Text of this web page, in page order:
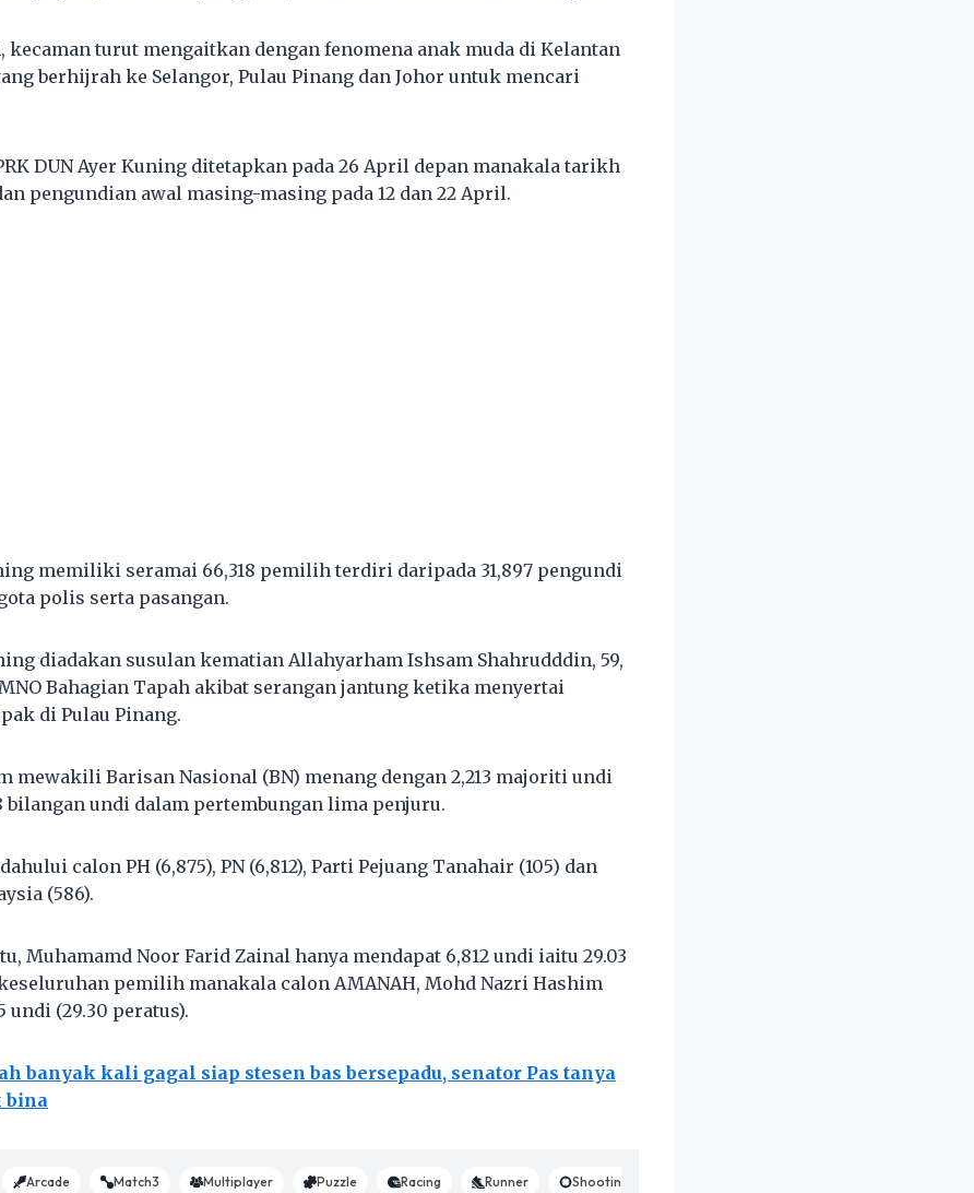
kecaman turut mengaitkan dengan fenomena anak muda di Kelantan
berhijrah ke Selangor, Pulau Pinang dan Johor untuk mencari
DUN Ayer Kuning ditetapkan pada 26 April depan manakala tarikh
pengundian awal masing-masing pada 12 dan 22 April.
memiliki seramai 66,318 pemilih terdiri daripada 31,897 pengundi
polis serta pasangan.
diadakan susulan kematian Allahyarham Ishsam Shahrudddin, 59,
Bahagian Tapah akibat serangan jantung ketika menyertai
di Pulau Pinang.
mewakili Barisan Nasional (BN) menang dengan 2,213 majoriti undi
bilangan undi dalam pertembungan lima penjuru.
calon PH (6,875), PN (6,812), Parti Pejuang Tanahair (105) dan
(586).
Muhamamd Noor Farid Zainal hanya mendapat 6,812 undi iaitu 29.03
pemilih manakala calon AMANAH, Mohd Nazri Hashim
undi (29.30 peratus).
banyak kali gagal siap stesen bas bersepadu, senator Pas tanya
bina